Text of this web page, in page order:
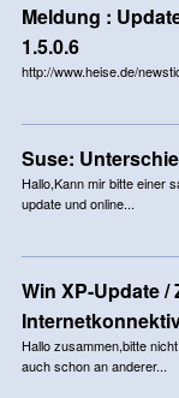
Meldung :
1.5.0.6
http://www.heise.de/
Suse:
Hallo,Kann mir bitte einer
update und online...
Win XP-Update /
Hallo zusammen,bitte
auch schon an anderer...